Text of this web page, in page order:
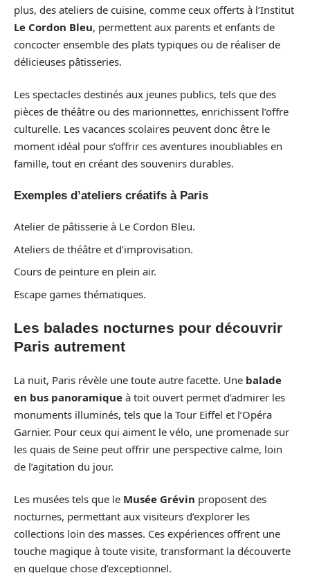
plus, des ateliers de cuisine, comme ceux offerts à l’Institut
Le Cordon Bleu, permettent aux parents et enfants de
concocter ensemble des plats typiques ou de réaliser de
délicieuses pâtisseries.
Les spectacles destinés aux jeunes publics, tels que des
pièces de théâtre ou des marionnettes, enrichissent l’offre
culturelle. Les vacances scolaires peuvent donc être le
moment idéal pour s’offrir ces aventures inoubliables en
famille, tout en créant des souvenirs durables.
Exemples d’ateliers créatifs à Paris
Atelier de pâtisserie à Le Cordon Bleu.
Ateliers de théâtre et d’improvisation.
Cours de peinture en plein air.
Escape games thématiques.
Les balades nocturnes pour découvrir
Paris autrement
La nuit, Paris révèle une toute autre facette. Une balade
en bus panoramique à toit ouvert permet d’admirer les
monuments illuminés, tels que la Tour Eiffel et l’Opéra
Garnier. Pour ceux qui aiment le vélo, une promenade sur
les quais de Seine peut offrir une perspective calme, loin
de l’agitation du jour.
Les musées tels que le Musée Grévin proposent des
nocturnes, permettant aux visiteurs d’explorer les
collections loin des masses. Ces expériences offrent une
touche magique à toute visite, transformant la découverte
en quelque chose d’exceptionnel.